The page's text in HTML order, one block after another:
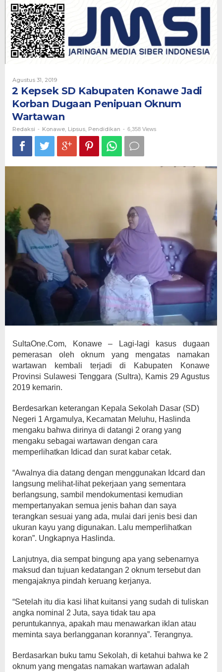
Konawe
Korban
Dugaan
Penipuan
Agustus 31, 2019Oleh
2 Kepsek SD Kabupaten Konawe Jadi
Korban Dugaan Penipuan Oknum
Wartawan
Redaksi - Konawe Lipsus Pendidikan - 6,358 Views
SultaOne.Com, Konawe – Lagi-lagi kasus dugaan
pemerasan oleh oknum yang mengatas namakan
wartawan kembali terjadi di Kabupaten Konawe
Provinsi Sulawesi Tenggara (Sultra), Kamis 29 Agustus
2019 kemarin.
Berdesarkan keterangan Kepala Sekolah Dasar (SD)
Negeri 1 Argamulya, Kecamatan Meluhu, Haslinda
mengaku bahwa dirinya di datangi 2 orang yang
mengaku sebagai wartawan dengan cara
memperlihatkan Idicad dan surat kabar cetak.
“Awalnya dia datang dengan menggunakan Idcard dan
langsung melihat-lihat pekerjaan yang sementara
berlangsung, sambil mendokumentasi kemudian
mempertanyakan semua jenis bahan dan saya
terangkan sesuai yang ada, mulai dari jenis besi dan
ukuran kayu yang digunakan. Lalu memperlihatkan
koran”. Ungkapnya Haslinda.
Lanjutnya, dia sempat bingung apa yang sebenarnya
maksud dan tujuan kedatangan 2 oknum tersebut dan
mengajaknya pindah keruang kerjanya.
“Setelah itu dia kasi lihat kuitansi yang sudah di tuliskan
angka nominal 2 Juta, saya tidak tau apa
peruntukannya, apakah mau menawarkan iklan atau
meminta saya berlangganan korannya”. Terangnya.
Berdasarkan buku tamu Sekolah, di ketahui bahwa ke 2
oknum yang mengatas namakan wartawan adalah